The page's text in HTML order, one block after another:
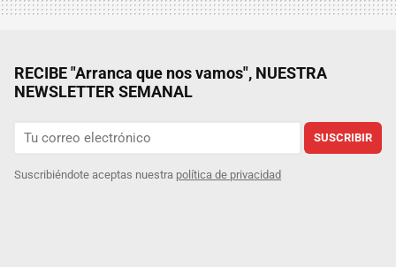
RECIBE "Arranca que nos vamos", NUESTRA
NEWSLETTER SEMANAL
SUSCRIBIR
Suscribiéndote aceptas nuestra política de privacidad